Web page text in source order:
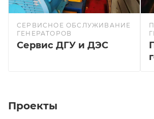
СЕРВИСНОЕ ОБСЛУЖИВАНИЕ
ГЕНЕРАТОРОВ
Сервис ДГУ и ДЭС
Проекты